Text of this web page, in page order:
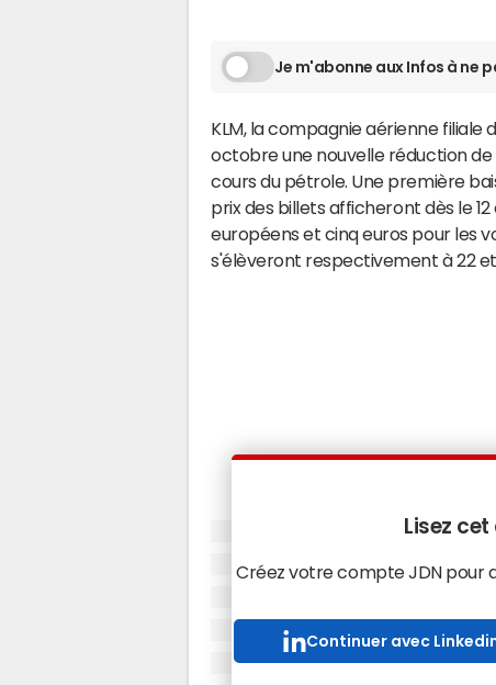
Je m'abonne aux Infos à ne
KLM, la compagnie aérienne filiale
octobre une nouvelle réduction
cours du pétrole. Une première
prix des billets afficheront dès le
européens et cinq euros pour les
s'élèveront respectivement à 22 et
Lisez
Créez votre compte JDN pour
Continuer avec